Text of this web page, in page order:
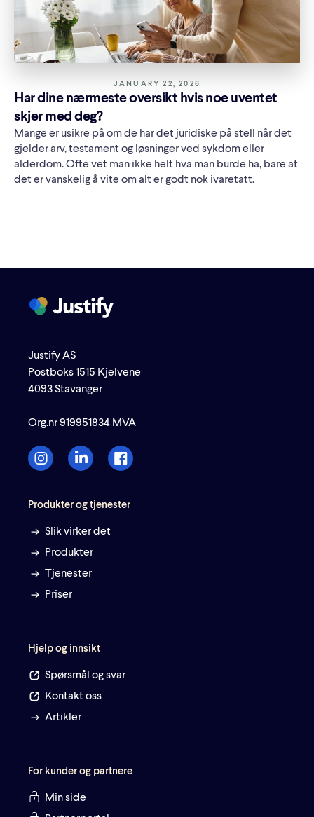
JANUARY 22, 2026
Har dine nærmeste oversikt hvis noe uventet
skjer med deg?
Mange er usikre på om de har det juridiske på stell når det
gjelder arv, testament og løsninger ved sykdom eller
alderdom. Ofte vet man ikke helt hva man burde ha, bare at
det er vanskelig å vite om alt er godt nok ivaretatt.
Justify AS
Postboks 1515 Kjelvene
4093 Stavanger
Org.nr 919951834 MVA
Produkter og tjenester
Slik virker det
Produkter
Tjenester
Priser
Hjelp og innsikt
Spørsmål og svar
Kontakt oss
Artikler
For kunder og partnere
Min side